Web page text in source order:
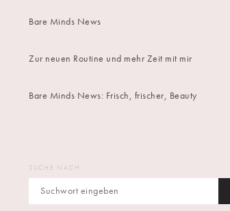
Bare Minds News
Zur neuen Routine und mehr Zeit mit mir
Bare Minds News: Frisch, frischer, Beauty
SUCHE NACH: